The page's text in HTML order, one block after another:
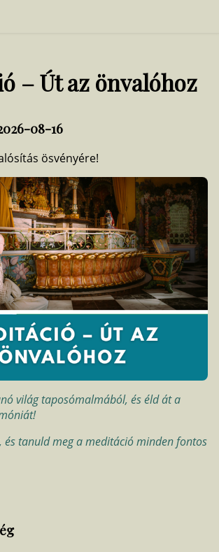
– Út az önvalóhoz
08-16
ösvényére!
világ taposómalmából, és éld át a
és tanuld meg a meditáció minden fontos